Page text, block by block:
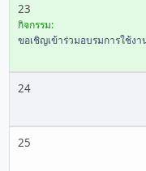
23
กิจกรรม:
ขอเชิญเข้าร่วมอบรมการใช้ง
24
25